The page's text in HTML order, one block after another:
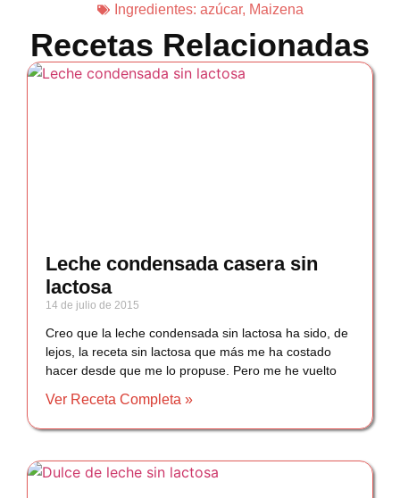
Ingredientes: azúcar, Maizena
Recetas Relacionadas
Leche condensada casera sin
lactosa
14 de julio de 2015
Creo que la leche condensada sin lactosa ha sido, de
lejos, la receta sin lactosa que más me ha costado
hacer desde que me lo propuse. Pero me he vuelto
Ver Receta Completa »